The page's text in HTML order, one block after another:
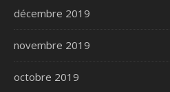
décembre 2019
novembre 2019
octobre 2019